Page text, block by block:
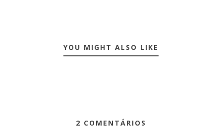
YOU MIGHT ALSO LIKE
2 COMENTÁRIOS